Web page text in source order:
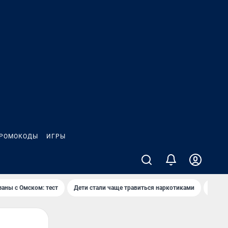
ИГРЫ
с Омском: тест Дети стали чаще травиться наркотиками